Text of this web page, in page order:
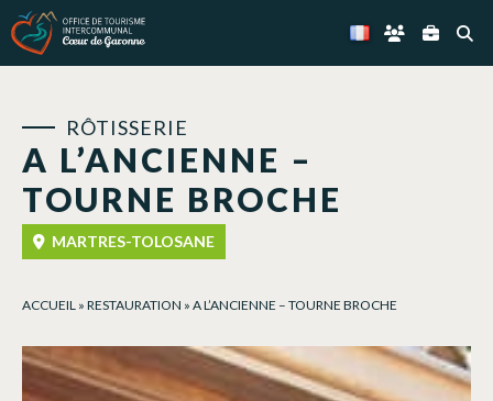
A L’ANCIENNE –
TOURNE BROCHE
RÔTISSERIE
MARTRES-TOLOSANE
ACCUEIL » RESTAURATION » A L’ANCIENNE – TOURNE BROCHE
Panneau de gestion des cookies